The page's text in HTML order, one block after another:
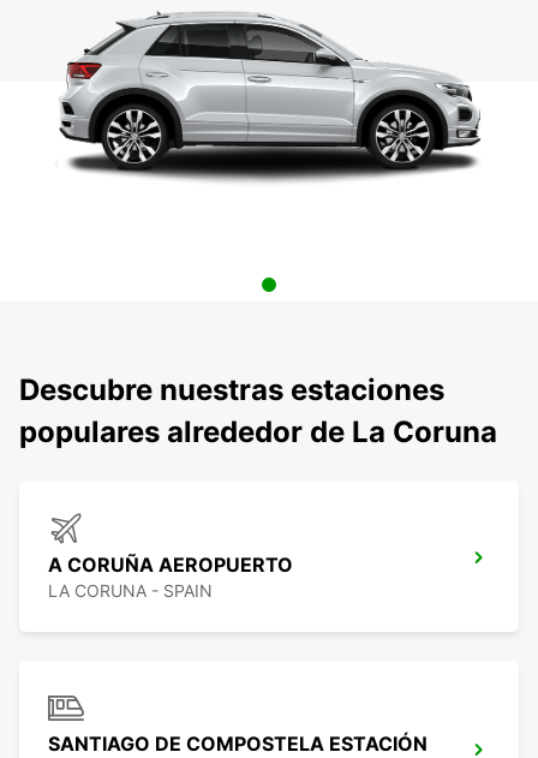
Descubre nuestras estaciones
populares alrededor de La Coruna
A CORUÑA AEROPUERTO
LA CORUNA - SPAIN
SANTIAGO DE COMPOSTELA ESTACIÓN